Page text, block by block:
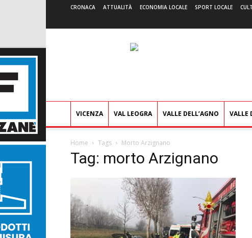
CRONACA ATTUALITÀ ECONOMIA LOCALE SPORT LOCALE
VICENZA VAL LEOGRA VALLE DELL’AGNO VALLE
Home Tags Morto Arzignano
Tag: morto Arzignano